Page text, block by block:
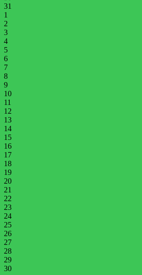
31
1
2
3
4
5
6
7
8
9
10
11
12
13
14
15
16
17
18
19
20
21
22
23
24
25
26
27
28
29
30